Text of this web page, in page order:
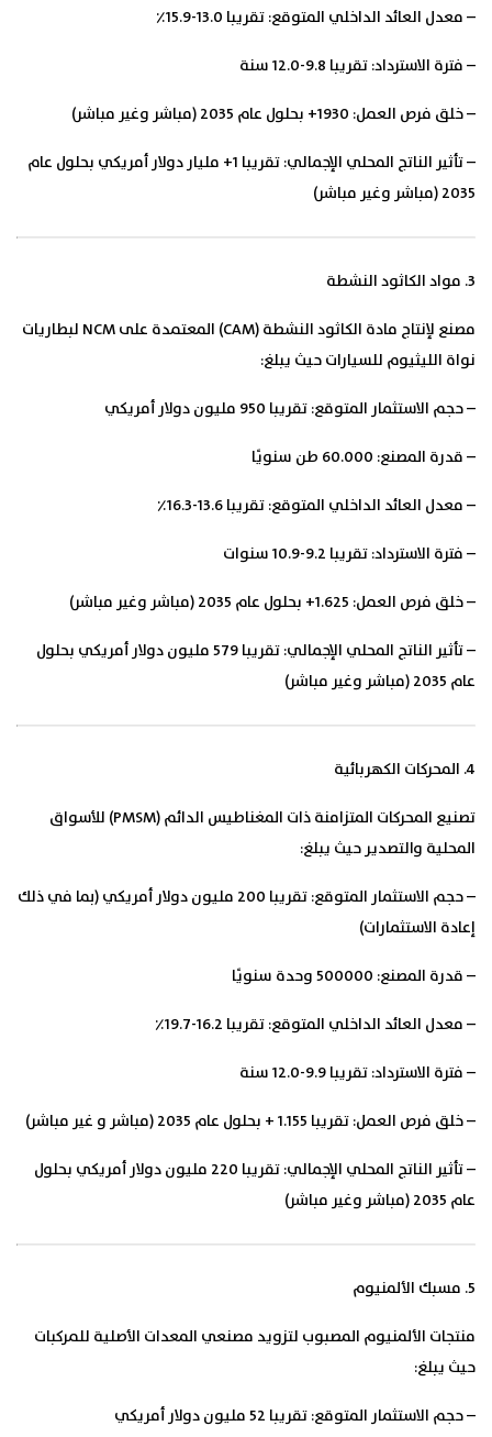
– معدل العائد الداخلي المتوقع: تقريبا 13.0-15.9٪
– فترة الاسترداد: تقريبا 9.8-12.0 سنة
– خلق فرص العمل: 1930+ بحلول عام 2035 (مباشر وغير مباشر)
– تأثير الناتج المحلي الإجمالي: تقريبا 1+ مليار دولار أمريكي بحلول عام
2035 (مباشر وغير مباشر)
3. مواد الكاثود النشطة
مصنع لإنتاج مادة الكاثود النشطة (CAM) المعتمدة على NCM لبطاريات
نواة الليثيوم للسيارات حيث يبلغ:
– حجم الاستثمار المتوقع: تقريبا 950 مليون دولار أمريكي
– قدرة المصنع: 60.000 طن سنويًا
– معدل العائد الداخلي المتوقع: تقريبا 13.6-16.3٪
– فترة الاسترداد: تقريبا 9.2-10.9 سنوات
– خلق فرص العمل: 1.625+ بحلول عام 2035 (مباشر وغير مباشر)
– تأثير الناتج المحلي الإجمالي: تقريبا 579 مليون دولار أمريكي بحلول
عام 2035 (مباشر وغير مباشر)
4. المحركات الكهربائية
تصنيع المحركات المتزامنة ذات المغناطيس الدائم (PMSM) للأسواق
المحلية والتصدير حيث يبلغ:
– حجم الاستثمار المتوقع: تقريبا 200 مليون دولار أمريكي (بما في ذلك
إعادة الاستثمارات)
– قدرة المصنع: 500000 وحدة سنويًا
– معدل العائد الداخلي المتوقع: تقريبا 16.2-19.7٪
– فترة الاسترداد: تقريبا 9.9-12.0 سنة
– خلق فرص العمل: تقريبا 1.155 + بحلول عام 2035 (مباشر و غير مباشر)
– تأثير الناتج المحلي الإجمالي: تقريبا 220 مليون دولار أمريكي بحلول
عام 2035 (مباشر وغير مباشر)
5. مسبك الألمنيوم
منتجات الألمنيوم المصبوب لتزويد مصنعي المعدات الأصلية للمركبات
حيث يبلغ:
– حجم الاستثمار المتوقع: تقريبا 52 مليون دولار أمريكي